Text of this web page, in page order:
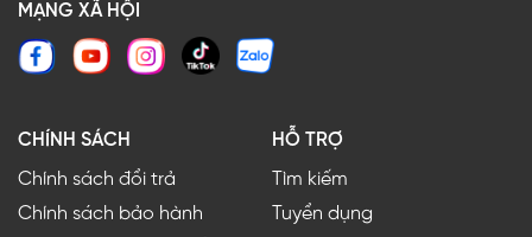
MẠNG XÃ HỘI
CHÍNH SÁCH
Chính sách đổi trả
Chính sách bảo hành
HỖ TRỢ
Tìm kiếm
Tuyển dụng